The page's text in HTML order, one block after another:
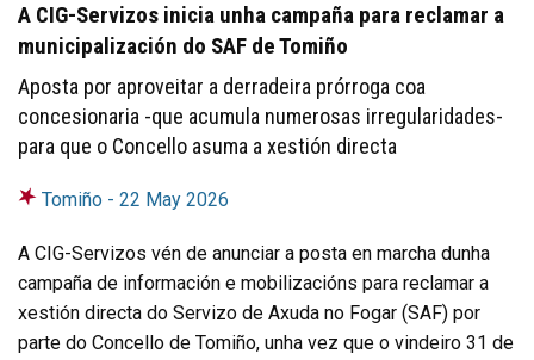
A CIG-Servizos inicia unha campaña para reclamar a
municipalización do SAF de Tomiño
Aposta por aproveitar a derradeira prórroga coa
concesionaria -que acumula numerosas irregularidades-
para que o Concello asuma a xestión directa
Tomiño - 22 May 2026
A CIG-Servizos vén de anunciar a posta en marcha dunha
campaña de información e mobilizacións para reclamar a
xestión directa do Servizo de Axuda no Fogar (SAF) por
parte do Concello de Tomiño, unha vez que o vindeiro 31 de